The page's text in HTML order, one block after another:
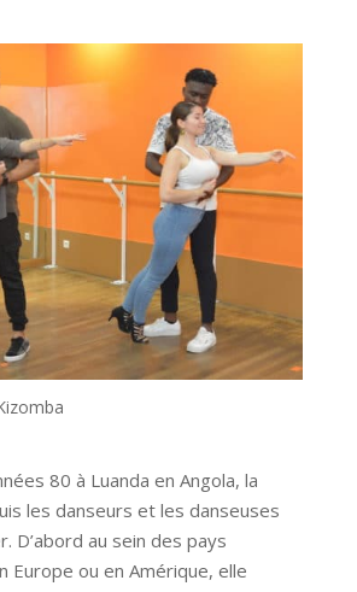
80 à Luanda en Angola, la
les danseurs et les danseuses
D’abord au sein des pays
Europe ou en Amérique, elle